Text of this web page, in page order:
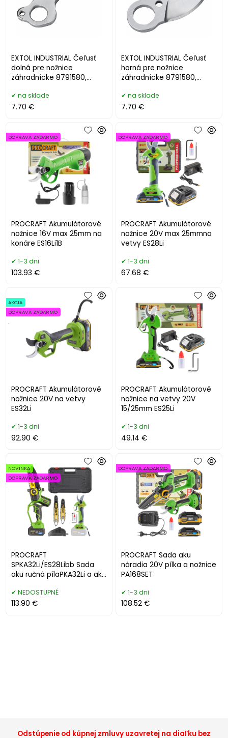
EXTOL INDUSTRIAL Čeľusť
dolná pre nožnice
záhradnícke 8791580,
na sklade
7.70 €
EXTOL INDUSTRIAL Čeľusť
horná pre nožnice
záhradnícke 8791580,
na sklade
7.70 €
PROCRAFT Akumulátorové
nožnice 16V max 25mm na
konáre ES16Li1B
DOPRAVA ZADARMO
1-3 dni
103.93 €
PROCRAFT Akumulátorové
nožnice 20V max 25mmna
vetvy ES28Li
DOPRAVA ZADARMO
1-3 dni
67.68 €
PROCRAFT Akumulátorové
nožnice 20V na vetvy
ES32Li
AKCIA
DOPRAVA ZADARMO
.
1-3 dni
92.90 €
PROCRAFT Akumulátorové
nožnice na vetvy 20V
15/25mm ES25Li
1-3 dni
49.14 €
PROCRAFT
SPKA32Li/ES28Libb Sada
aku ručná pílaPKA32Li a aku
NOVINKA
DOPRAVA ZADARMO
NEDOSTUPNÉ
113.90 €
PROCRAFT Sada aku
náradia 20V pílka a nožnice
PA168SET
DOPRAVA ZADARMO
1-3 dni
108.52 €
Odstúpenie od kúpnej zmluvy uzavretej na diaľku bez